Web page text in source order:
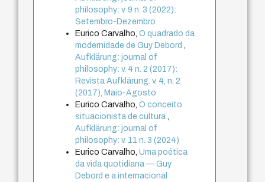
philosophy: v. 9 n. 3 (2022):
Setembro-Dezembro
Eurico Carvalho,O quadrado da
modernidade de Guy Debord
Aufklärung: journal of
philosophy: v. 4 n. 2 (2017):
Revista Aufklärung. v. 4, n. 2
(2017), Maio-Agosto
Eurico Carvalho,O conceito
situacionista de cultura
Aufklärung: journal of
philosophy: v. 11 n. 3 (2024)
Eurico Carvalho,Uma poética
da vida quotidiana — Guy
Debord e a internacional